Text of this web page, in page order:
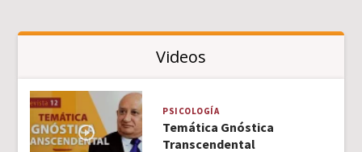
Videos
PSICOLOGÍA
Temática Gnóstica
Transcendental